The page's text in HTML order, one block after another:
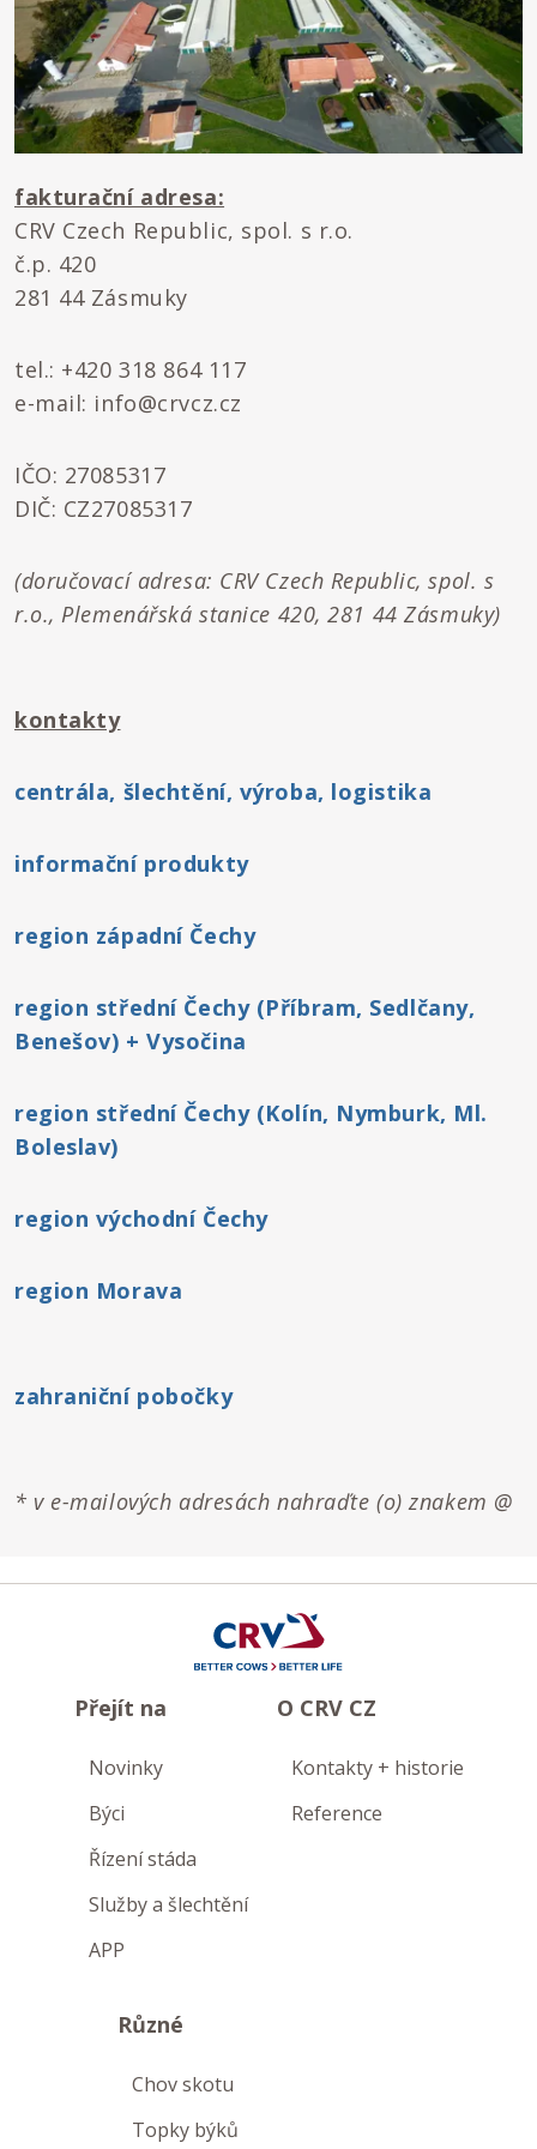
fakturační adresa:
CRV Czech Republic, spol. s r.o.
č.p. 420
281 44 Zásmuky
tel.: +420 318 864 117
e-mail: info@crvcz.cz
IČO: 27085317
DIČ: CZ27085317
(doručovací adresa: CRV Czech Republic, spol. s
r.o., Plemenářská stanice 420, 281 44 Zásmuky)
kontakty
centrála, šlechtění, výroba, logistika
informační produkty
region západní Čechy
region střední Čechy (Příbram, Sedlčany,
Benešov) + Vysočina
region střední Čechy (Kolín, Nymburk, Ml.
Boleslav)
region východní Čechy
region Morava
zahraniční pobočky
* v e-mailových adresách nahraďte (o) znakem @
Přejít na
Novinky
Býci
Řízení stáda
Služby a šlechtění
APP
O CRV CZ
Kontakty + historie
Reference
Různé
Chov skotu
Topky býků